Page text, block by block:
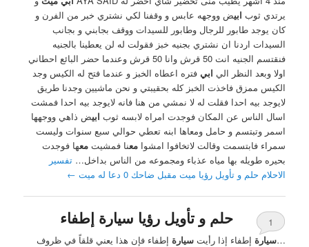
يرتدي ثوب ابيض ووجهه عابس و وقفنا لكي نشتري خبر من الفرن و
كان يوجد طابور للرجال وطابور للسيدات ووقف بجابني و بجانب
السيدات اردنا ان نشتري بجنيه خبز فقولت له لن يعطينا بالجنيه
فنقتسم الجنيه انت 50 قرش وانا 50 قرش وعندما حضر البائع احطاني
اولا وبعد النظر الي ابي فتره اعطاه الخبز و عندما فتح له الكيس وجد
الكيس ممزق فاخذت الخبز كله بحقيبتي و نحن ماشيين وجدنا طريق
لايوجد بيه احدا فقلت له لا نمشي من هنا فانه لايوجد بيه احدا فمشت
اسال الناس عن المكان فوجدت امراه لابسه ثوب ابيض ذاهي ووجهها
اسمر وتبتسم و حامل ومعاها ابنه تعطي حوالي سبع سنوات وليست
سمراء فابتسمت وقالت لاتخافوا امشوامعنا فمشيتمعها فوجدت
بحيره طويله بها مياه عذباء ومجموعه من الناس بداخل…تفسير
الاحلام حلم و تأويل رؤيا ميت مقبل ضاحك 0 دعا له ميت
←
حلم و تأويل رؤيا سيارة إطفاء
1
…سيارة إطفاء إذا رأيتسيارة إطفاء فإن هذا يعني قلقاً في ظروف